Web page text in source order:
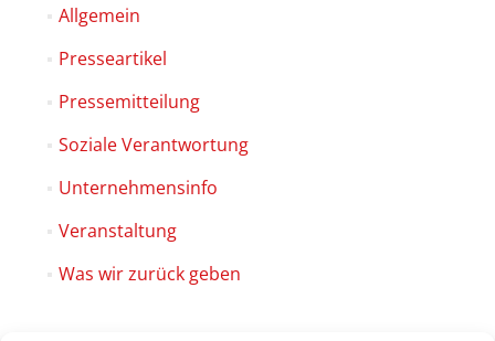
Allgemein
Presseartikel
Pressemitteilung
Soziale Verantwortung
Unternehmensinfo
Veranstaltung
Was wir zurück geben